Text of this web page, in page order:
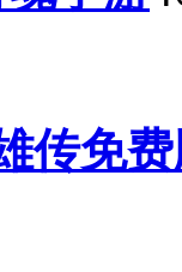
传免